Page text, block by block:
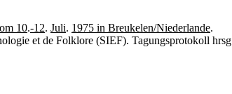
10.-12. Juli. 1975 in Breukelen/Niederlande.
et de Folklore (SIEF). Tagungsprotokoll